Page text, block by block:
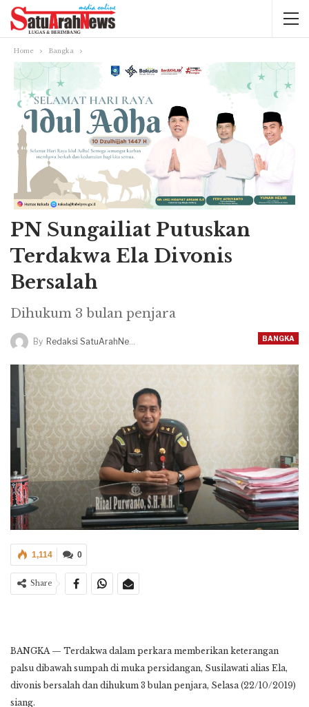
Home Bangka
PN Sungailiat Putuskan
Terdakwa Ela Divonis
Bersalah
Dihukum 3 bulan penjara
BANGKA
By Redaksi SatuArahNews
0
1,114
Share
BANGKA — Terdakwa dalam perkara memberikan keterangan
palsu dibawah sumpah di muka persidangan, Susilawati alias Ela,
divonis bersalah dan dihukum 3 bulan penjara, Selasa (22/10/2019)
siang.